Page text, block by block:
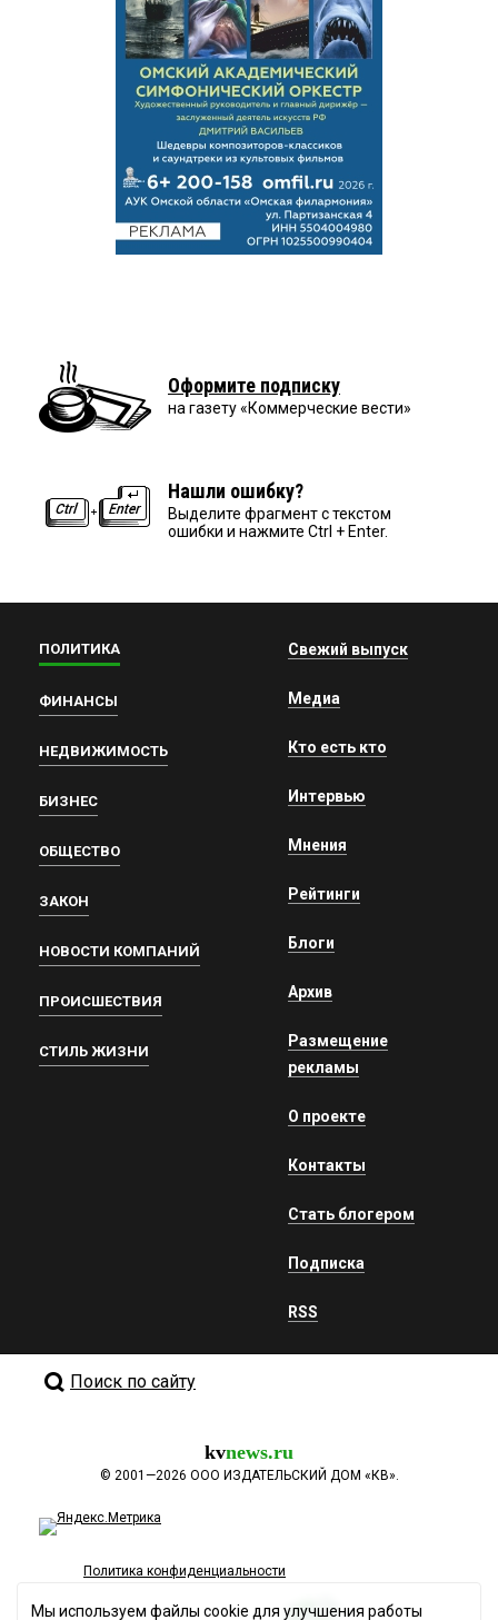
Оформите подписку
на газету «Коммерческие вести»
Нашли ошибку?
Выделите фрагмент с текстом
ошибки и нажмите Ctrl + Enter.
ПОЛИТИКА
ФИНАНСЫ
НЕДВИЖИМОСТЬ
БИЗНЕС
ОБЩЕСТВО
ЗАКОН
НОВОСТИ КОМПАНИЙ
ПРОИСШЕСТВИЯ
СТИЛЬ ЖИЗНИ
Свежий выпуск
Медиа
Кто есть кто
Интервью
Мнения
Рейтинги
Блоги
Архив
Размещение
рекламы
О проекте
Контакты
Стать блогером
Подписка
RSS
Поиск по сайту
kvnews.ru
© 2001—2026 ООО ИЗДАТЕЛЬСКИЙ ДОМ «КВ».
Политика конфиденциальности
Мы используем файлы cookie для улучшения работы